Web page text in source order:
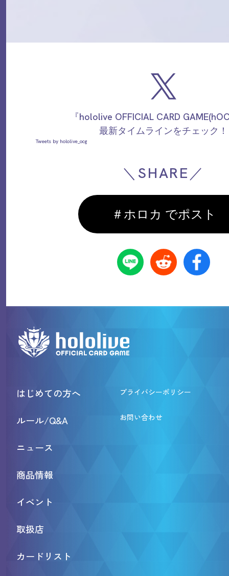
『hololive OFFICIAL CARD
最新タイムラインをチェック！
Tweets by hololive_ocg
＼SHARE／
＃ホロカ でポスト
はじめての方へ
ルール/Q&A
ニュース
商品情報
イベント
取扱店
カードリスト
プライバシーポリシー
お問い合わせ